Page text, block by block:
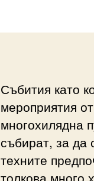
Събития като
мероприятия
многохилядна
събират, за да
техните
толкова много